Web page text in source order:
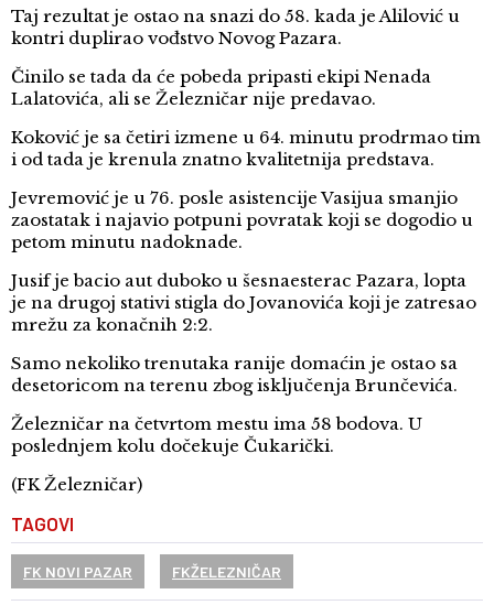
Taj rezultat je ostao na snazi do 58. kada je Alilović u
kontri duplirao vođstvo Novog Pazara.
Činilo se tada da će pobeda pripasti ekipi Nenada
Lalatovića, ali se Železničar nije predavao.
Koković je sa četiri izmene u 64. minutu prodrmao tim
i od tada je krenula znatno kvalitetnija predstava.
Jevremović je u 76. posle asistencije Vasijua smanjio
zaostatak i najavio potpuni povratak koji se dogodio u
petom minutu nadoknade.
Jusif je bacio aut duboko u šesnaesterac Pazara, lopta
je na drugoj stativi stigla do Jovanovića koji je zatresao
mrežu za konačnih 2:2.
Samo nekoliko trenutaka ranije domaćin je ostao sa
desetoricom na terenu zbog isključenja Brunčevića.
Železničar na četvrtom mestu ima 58 bodova. U
poslednjem kolu dočekuje Čukarički.
(FK Železničar)
TAGOVI
FK NOVI PAZAR FKŽELEZNIČAR